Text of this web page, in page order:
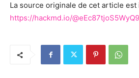
La source originale de cet article est
https://hackmd.io/